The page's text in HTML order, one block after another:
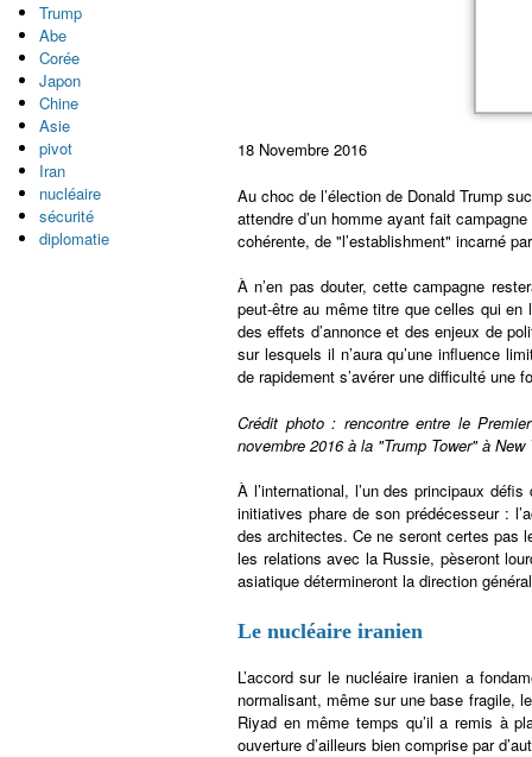
18 Novembre 2016
Au choc de l’élection de Donald Trump
attendre d’un homme ayant fait
cohérente, de "l’establishment" incarné
À n’en pas douter, cette campagne
peut-être au même titre que celles qui en
des effets d’annonce et des enjeux de
sur lesquels il n’aura qu’une influence
de rapidement s’avérer une difficulté une
Crédit photo : rencontre entre le
novembre 2016 à la "Trump Tower" à
À l’international, l’un des principaux
initiatives phare de son prédécesseur :
des architectes. Ce ne seront certes pas
les relations avec la Russie, pèseront
asiatique détermineront la direction
Le nucléaire iranien
L’accord sur le nucléaire iranien a
normalisant, même sur une base fragile,
Riyad en même temps qu’il a remis à
ouverture d’ailleurs bien comprise par
Trump
Abe
Corée
Japon
Chine
Asie
pivot
Iran
nucléaire
sécurité
diplomatie